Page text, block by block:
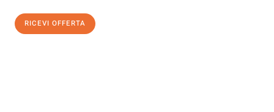
RICEVI OFFERTA